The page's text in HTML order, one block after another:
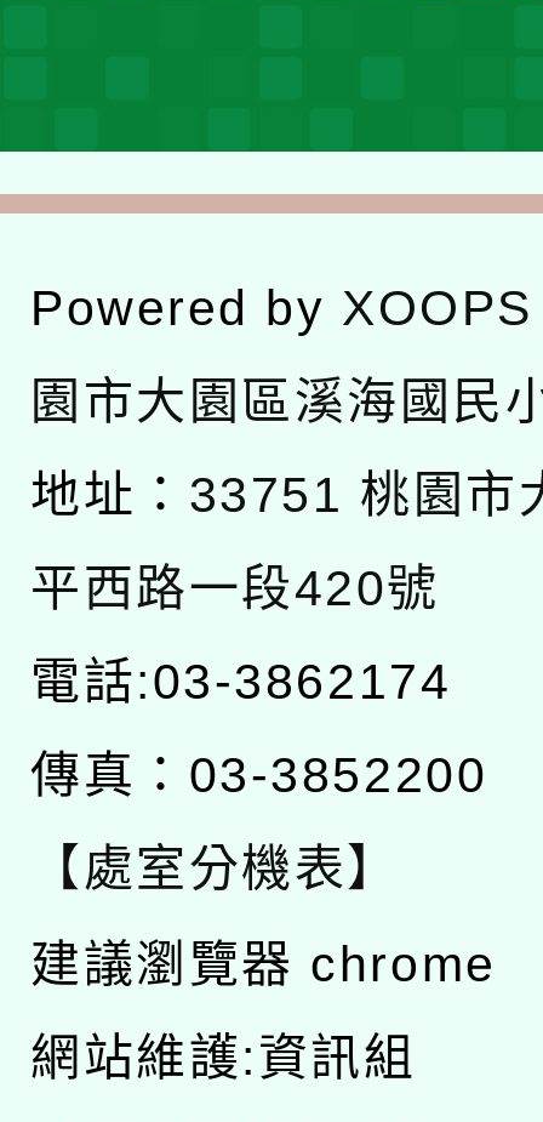
Powered by XOOPS
園市大園區溪海國民
地址： 33751 桃園市
平西路一段420號
電話:03-3862174
傳真：03-3852200
【處室分機表】
建議瀏覽器 chrome
網站維護:資訊組